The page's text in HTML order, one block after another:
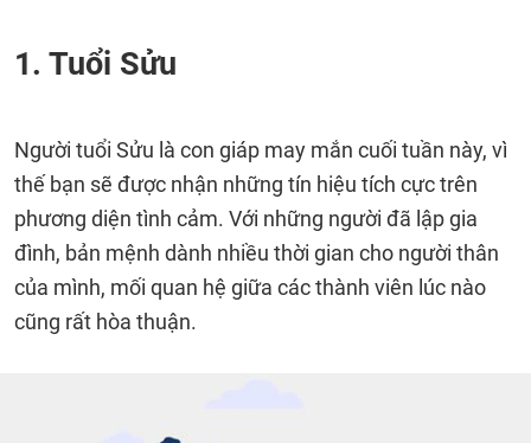
1. Tuổi Sửu
Người tuổi Sửu là con giáp may mắn cuối tuần này, vì
thế bạn sẽ được nhận những tín hiệu tích cực trên
phương diện tình cảm. Với những người đã lập gia
đình, bản mệnh dành nhiều thời gian cho người thân
của mình, mối quan hệ giữa các thành viên lúc nào
cũng rất hòa thuận.